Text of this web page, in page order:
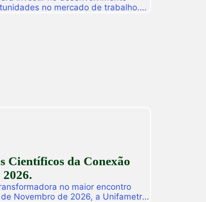
no mercado de trabalho.
Científicos da Conexão
no maior encontro
Novembro de 2026, a Unifametro